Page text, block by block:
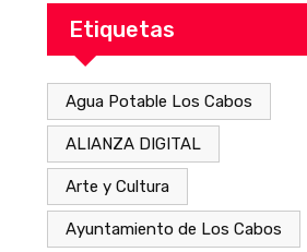
Etiquetas
Agua Potable Los Cabos
ALIANZA DIGITAL
Arte y Cultura
Ayuntamiento de Los Cabos